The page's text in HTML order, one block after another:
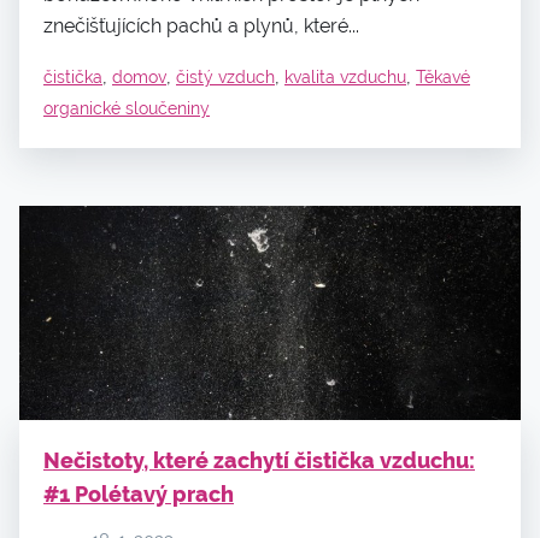
znečišťujících pachů a plynů, které...
čistička domov čistý vzduch kvalita vzduchu Těkavé
organické sloučeniny
Nečistoty, které zachytí čistička vzduchu:
#1 Polétavý prach